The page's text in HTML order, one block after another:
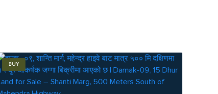
BUY